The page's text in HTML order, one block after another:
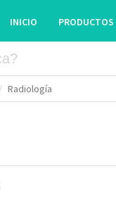
INICIO PRODUCTOS
Radiología